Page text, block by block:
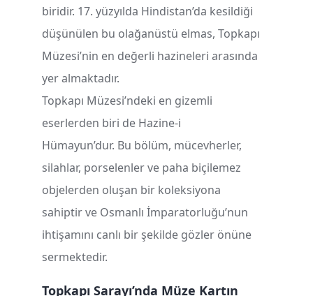
biridir. 17. yüzyılda Hindistan’da kesildiği
düşünülen bu olağanüstü elmas, Topkapı
Müzesi’nin en değerli hazineleri arasında
yer almaktadır.
Topkapı Müzesi’ndeki en gizemli
eserlerden biri de Hazine-i
Hümayun’dur. Bu bölüm, mücevherler,
silahlar, porselenler ve paha biçilemez
objelerden oluşan bir koleksiyona
sahiptir ve Osmanlı İmparatorluğu’nun
ihtişamını canlı bir şekilde gözler önüne
sermektedir.
Topkapı Sarayı’nda Müze Kartın